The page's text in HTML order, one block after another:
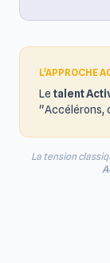
L'APPROCHE
Le talent
"Accélérons,
La tension